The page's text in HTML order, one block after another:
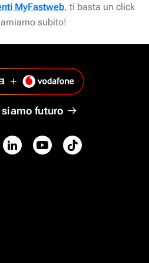
MyFastweb, ti basta un click
subito!
futuro